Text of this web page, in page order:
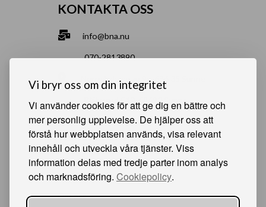
Vi bryr oss om din integritet
Vi använder cookies för att ge dig en bättre och
mer personlig upplevelse. De hjälper oss att
förstå hur webbplatsen används, visa relevant
innehåll och utveckla våra tjänster. Viss
information delas med tredje parter inom analys
och marknadsföring. Cookiepolicy.
KONTAKTA OSS
info@bna.nu
070-2813890
Norrgårdsgatan 9a, 686 35 Sunne
Bjälverud 540, 68693 Sunne
HJÄLPSAMMA SIDOR
Något du vill sälja?
Att köpa från oss
Om oss